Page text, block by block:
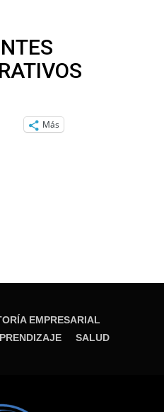
Más
EMPRESARIAL
SALUD